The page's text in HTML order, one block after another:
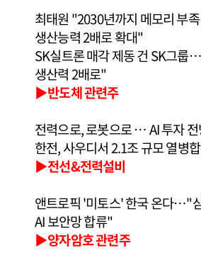
최태원 "2030년까지 메모리 부
생산능력 2배로 확대"
SK실트론 매각 제동 건 SK그룹
생산력 2배로"
▶반도체 관련주
전력으로, 로봇으로 … AI 투자
한전, 사우디서 2.1조 규모 열병
▶전선&전력설비
앤트로픽 '미토스' 한국 온다…"
AI 보안망 합류"
▶양자암호 관련주